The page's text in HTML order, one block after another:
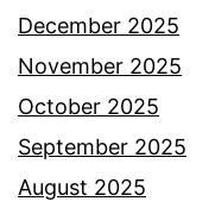
December 2025
November 2025
October 2025
September 2025
August 2025